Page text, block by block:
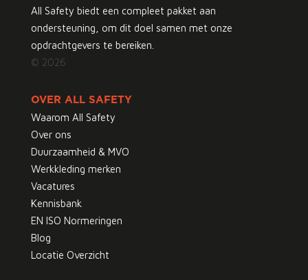
All Safety biedt een compleet pakket aan
ondersteuning, om dit doel samen met onze
opdrachtgevers te bereiken.
© 2026
OVER ALL SAFETY
Waarom All Safety
Over ons
Duurzaamheid & MVO
Werkkleding merken
Vacatures
Kennisbank
EN ISO Normeringen
Blog
Locatie Overzicht